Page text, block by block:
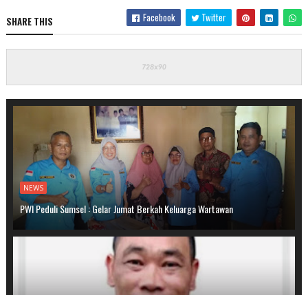
SHARE THIS Facebook Twitter
NEWS
PWI Peduli Sumsel : Gelar Jumat Berkah Keluarga Wartawan